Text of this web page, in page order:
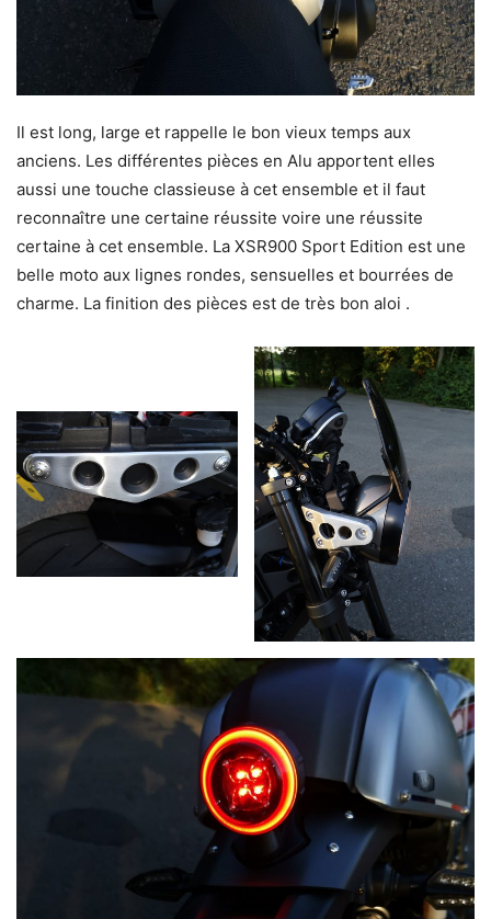
Il est long, large et rappelle le bon vieux temps aux
anciens. Les différentes pièces en Alu apportent elles
aussi une touche classieuse à cet ensemble et il faut
reconnaître une certaine réussite voire une réussite
certaine à cet ensemble. La XSR900 Sport Edition est une
belle moto aux lignes rondes, sensuelles et bourrées de
charme. La finition des pièces est de très bon aloi .